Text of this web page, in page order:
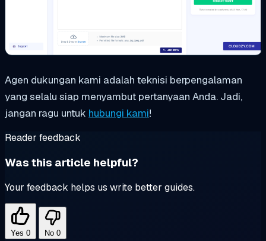
Agen dukungan kami adalah teknisi berpengalaman
yang selalu siap menyambut pertanyaan Anda. Jadi,
jangan ragu untuk hubungi kami!
Reader feedback
Was this article helpful?
Your feedback helps us write better guides.
Yes 0 No 0